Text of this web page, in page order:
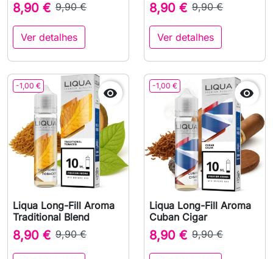
8,90 € 9,90 €
Ver detalhes
8,90 € 9,90 €
Ver detalhes
-1,00 € 
Liqua Long-Fill Aroma
Traditional Blend
8,90 € 9,90 €
-1,00 € 
Liqua Long-Fill Aroma
Cuban Cigar
8,90 € 9,90 €